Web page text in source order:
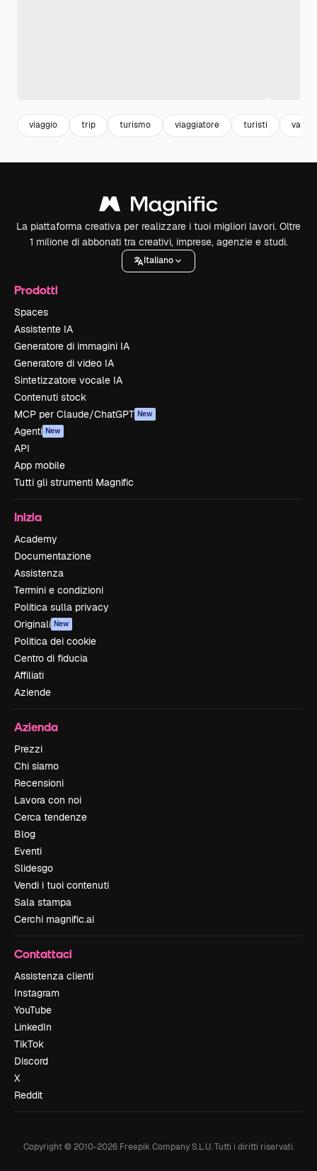
viaggio trip turismo viaggiatore turisti
La piattaforma creativa per realizzare i tuoi migliori lavori. Oltre
1 milione di abbonati tra creativi, imprese, agenzie e studi.
Italiano
Prodotti
Spaces
Assistente IA
Generatore di immagini IA
Generatore di video IA
Sintetizzatore vocale IA
Contenuti stock
MCP per Claude/ChatGPT New
Agenti New
API
App mobile
Tutti gli strumenti Magnific
Inizia
Academy
Documentazione
Assistenza
Termini e condizioni
Politica sulla privacy
Originali New
Politica dei cookie
Centro di fiducia
Affiliati
Aziende
Azienda
Prezzi
Chi siamo
Recensioni
Lavora con noi
Cerca tendenze
Blog
Eventi
Slidesgo
Vendi i tuoi contenuti
Sala stampa
Cerchi magnific.ai
Contattaci
Assistenza clienti
Instagram
YouTube
LinkedIn
TikTok
Discord
X
Reddit
Copyright © 2010-2026Freepik Company S.L.U. Tutti i diritti riservati.